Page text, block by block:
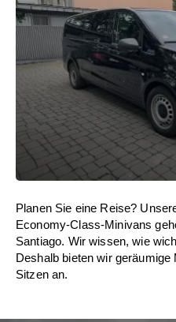
Planen Sie eine Reise?
Economy-Class-Minivans
Santiago. Wir wissen, wie
Deshalb bieten wir
Sitzen an.